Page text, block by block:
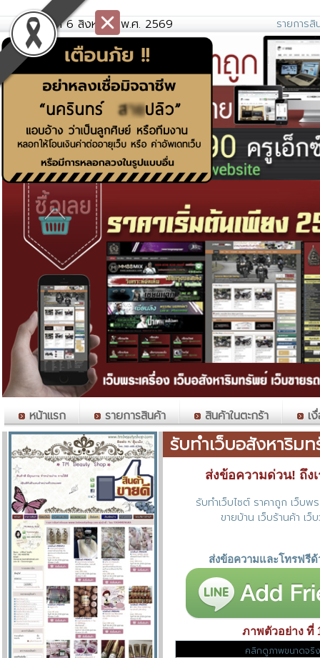
วันพฤหัสที่ 6 สิงหาคม พ.ศ. 2569 รายการสิ
หน้าแรก รายการสินค้า สินค้าในตะกร้า เงื่
รับทำเว็บอสังหาริ
ส่งข้อความด่วน! ถึง
รับทำเว็บไซต์ ราคาถูก เว็บพ
ขายบ้าน เว็บร้านค้า เว็
ส่งข้อความและโทรฟรีด้
ภาพตัวอย่าง ที่
คลิกดูภาพขนาดจริง